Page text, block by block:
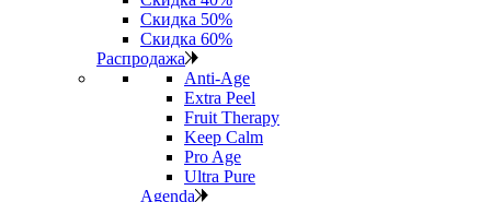
Скидка 50%
Скидка 60%
Распродажа
Anti‑Age
Extra Peel
Fruit Therapy
Keep Calm
Pro Age
Ultra Pure
Agenda